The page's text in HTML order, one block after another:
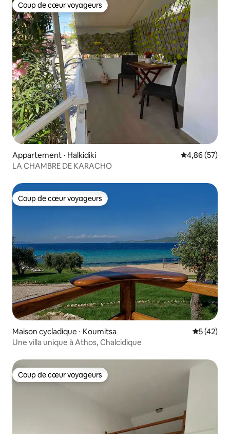
Coup de cœur voyageurs
Coup de cœur voyageurs
Appartement ⋅ Halkidiki Évaluation
4,86 (57)
LA CHAMBRE DE KARACHO
Coup de cœur voyageurs
Coup de cœur voyageurs
Maison cycladique ⋅ Koumitsa
5 (42)
Une villa unique à Athos, Chalcidique
Coup de cœur voyageurs
Coup de cœur voyageurs